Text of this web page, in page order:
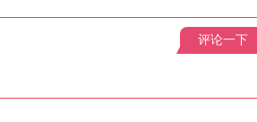
评论一下